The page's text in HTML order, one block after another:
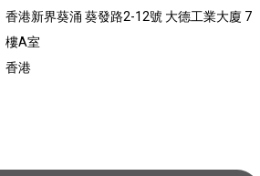
香港新界葵涌 葵發路2-12號 大德工業大廈 7
樓A室
香港